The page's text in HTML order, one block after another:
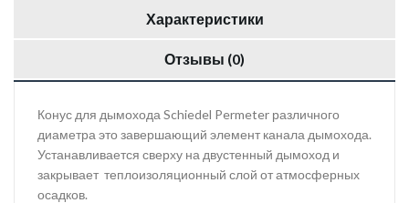
Характеристики
Отзывы (0)
Конус для дымохода Schiedel Permeter различного
диаметра это завершающий элемент канала дымохода.
Устанавливается сверху на двустенный дымоход и
закрывает теплоизоляционный слой от атмосферных
осадков.